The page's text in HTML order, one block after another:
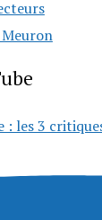
: les 3